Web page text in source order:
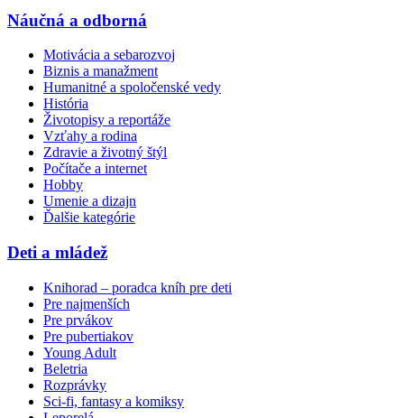
Náučná a odborná
Motivácia a sebarozvoj
Biznis a manažment
Humanitné a spoločenské vedy
História
Životopisy a reportáže
Vzťahy a rodina
Zdravie a životný štýl
Počítače a internet
Hobby
Umenie a dizajn
Ďalšie kategórie
Deti a mládež
Knihorad – poradca kníh pre deti
Pre najmenších
Pre prvákov
Pre pubertiakov
Young Adult
Beletria
Rozprávky
Sci-fi, fantasy a komiksy